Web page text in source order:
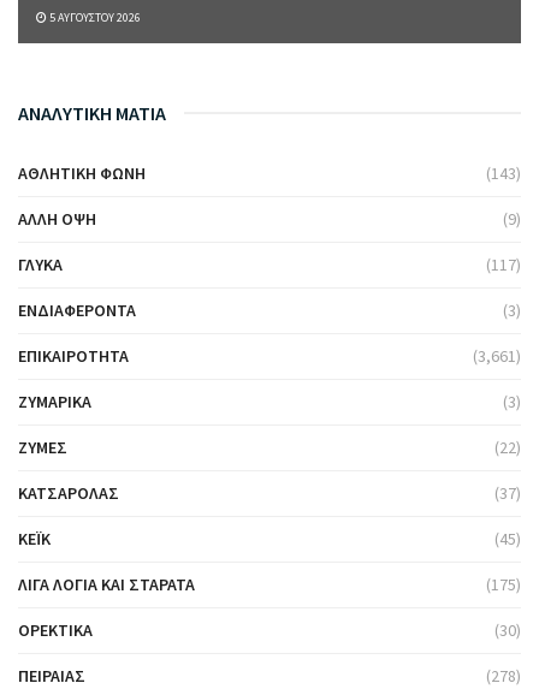
5 ΑΥΓΟΎΣΤΟΥ 2026
ΑΝΑΛΥΤΙΚΗ ΜΑΤΙΑ
ΑΘΛΗΤΙΚΉ ΦΩΝΉ (143)
ΆΛΛΗ ΌΨΗ (9)
ΓΛΥΚΆ (117)
ΕΝΔΙΑΦΈΡΟΝΤΑ (3)
ΕΠΙΚΑΙΡΌΤΗΤΑ (3,661)
ΖΥΜΑΡΙΚΆ (3)
ΖΎΜΕΣ (22)
ΚΑΤΣΑΡΌΛΑΣ (37)
ΚΈΙΚ (45)
ΛΊΓΑ ΛΌΓΙΑ ΚΑΙ ΣΤΑΡΆΤΑ (175)
ΟΡΕΚΤΙΚΆ (30)
ΠΕΙΡΑΙΆΣ (278)